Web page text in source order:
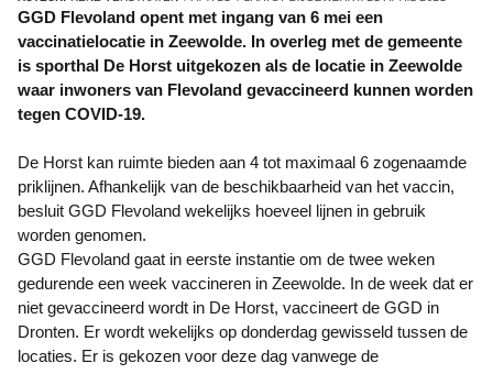
GGD Flevoland opent met ingang van 6 mei een
vaccinatielocatie in Zeewolde. In overleg met de gemeente
is sporthal De Horst uitgekozen als de locatie in Zeewolde
waar inwoners van Flevoland gevaccineerd kunnen worden
tegen COVID-19.
De Horst kan ruimte bieden aan 4 tot maximaal 6 zogenaamde
priklijnen. Afhankelijk van de beschikbaarheid van het vaccin,
besluit GGD Flevoland wekelijks hoeveel lijnen in gebruik
worden genomen.
GGD Flevoland gaat in eerste instantie om de twee weken
gedurende een week vaccineren in Zeewolde. In de week dat er
niet gevaccineerd wordt in De Horst, vaccineert de GGD in
Dronten. Er wordt wekelijks op donderdag gewisseld tussen de
locaties. Er is gekozen voor deze dag vanwege de